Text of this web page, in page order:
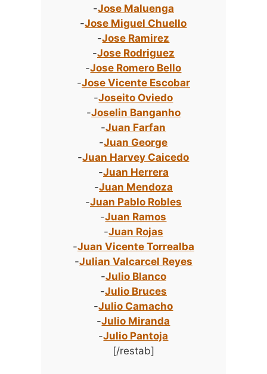
-Jose Maluenga
-Jose Miguel Chuello
-Jose Ramirez
-Jose Rodriguez
-Jose Romero Bello
-Jose Vicente Escobar
-Joseito Oviedo
-Joselin Banganho
-Juan Farfan
-Juan George
-Juan Harvey Caicedo
-Juan Herrera
-Juan Mendoza
-Juan Pablo Robles
-Juan Ramos
-Juan Rojas
-Juan Vicente Torrealba
-Julian Valcarcel Reyes
-Julio Blanco
-Julio Bruces
-Julio Camacho
-Julio Miranda
-Julio Pantoja
[/restab]